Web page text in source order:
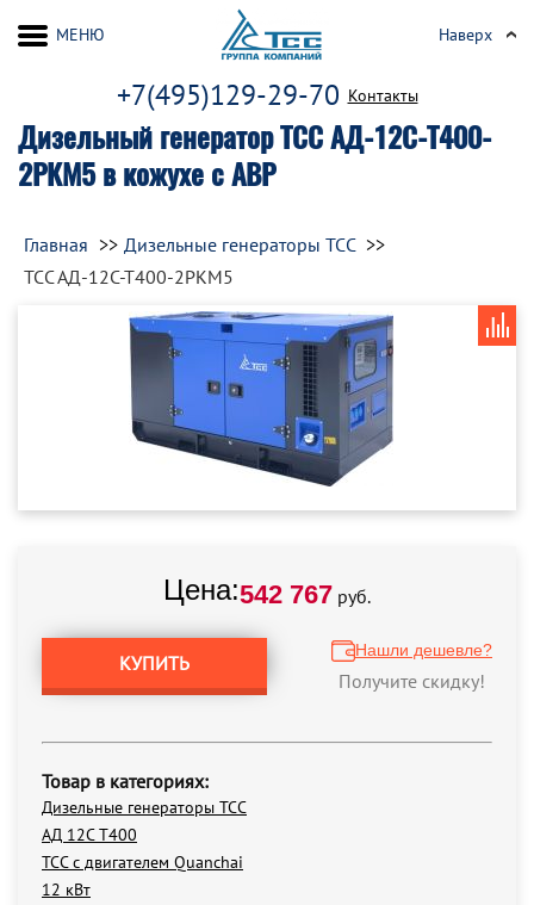
Дизельный генератор ТСС АД-12С-Т400-
2РКМ5 в кожухе с АВР
+7(495)129-29-70 Контакты
МЕНЮ Наверх
Главная
Дизельные генераторы ТСС
ТСС АД-12С-Т400-2РКМ5
Цена:542 767 руб.
КУПИТЬ
Нашли дешевле?
Получите скидку!
Товар в категориях:
Дизельные генераторы ТСС
АД 12С Т400
ТСС с двигателем Quanchai
12 кВт